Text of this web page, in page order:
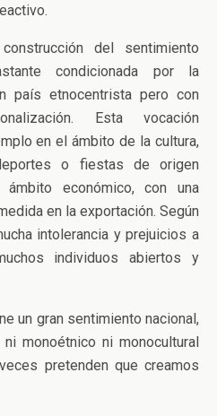
del sentimiento
condicionada por la
país etnocentrista pero con
Esta vocación
en el ámbito de la cultura,
o fiestas de origen
económico, con una
en la exportación. Según
intolerancia y prejuicios a
individuos abiertos y
un gran sentimiento nacional,
monoétnico ni monocultural
pretenden que creamos